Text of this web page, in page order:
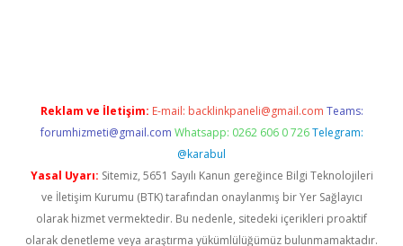
Reklam ve İletişim: E-mail: backlinkpaneli@gmail.com Teams:
forumhizmeti@gmail.com Whatsapp: 0262 606 0 726 Telegram:
@karabul
Yasal Uyarı: Sitemiz, 5651 Sayılı Kanun gereğince Bilgi Teknolojileri
ve İletişim Kurumu (BTK) tarafından onaylanmış bir Yer Sağlayıcı
olarak hizmet vermektedir. Bu nedenle, sitedeki içerikleri proaktif
olarak denetleme veya araştırma yükümlülüğümüz bulunmamaktadır.